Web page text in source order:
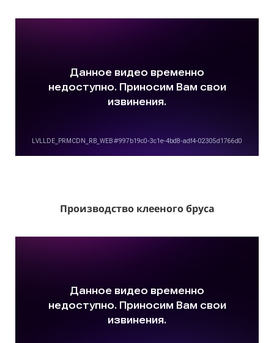
Производство клееного бруса